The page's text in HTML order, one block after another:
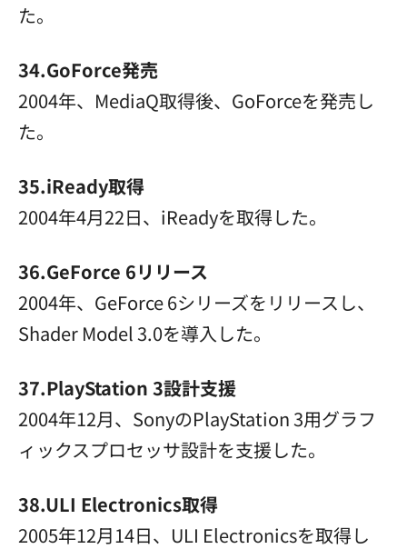
た。
34.GoForce発売
2004年、MediaQ取得後、GoForceを発売し
た。
35.iReady取得
2004年4月22日、iReadyを取得した。
36.GeForce 6リリース
2004年、GeForce 6シリーズをリリースし、
Shader Model 3.0を導入した。
37.PlayStation 3設計支援
2004年12月、SonyのPlayStation 3用グラフ
ィックスプロセッサ設計を支援した。
38.ULI Electronics取得
2005年12月14日、ULI Electronicsを取得し